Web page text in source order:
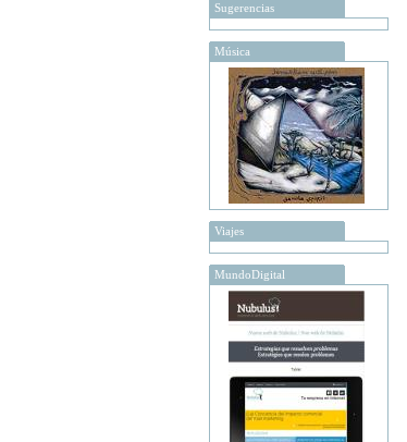
Sugerencias
Música
Viajes
MundoDigital